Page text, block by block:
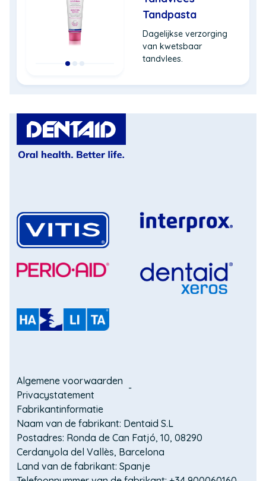
Tandpasta
Dagelijkse verzorging
van kwetsbaar
tandvlees.
venster)
in
venster)
een
nieuw
een
nieuw
nieuw
venster)
Domain
menu
for
VITIS
for
Algemene voorwaarden
Privacystatement
Fabrikantinformatie
Naam van de fabrikant: Dentaid S.L
Postadres: Ronda de Can Fatjó, 10, 08290
Cerdanyola del Vallès, Barcelona
Land van de fabrikant: Spanje